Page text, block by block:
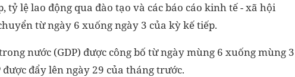
tỷ lệ lao động qua đào tạo và các báo cáo kinh tế - xã hội
từ ngày 6 xuống ngày 3 của kỳ kế tiếp.
nước (GDP) được công bố từ ngày mùng 6 xuống mùng 3
đẩy lên ngày 29 của tháng trước.